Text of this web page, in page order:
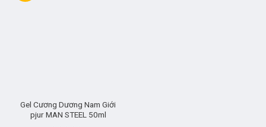
Gel Cương Dương Nam Giới
pjur MAN STEEL 50ml